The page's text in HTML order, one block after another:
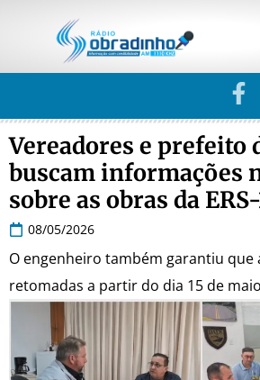
Vereadores e prefeito
buscam informações
sobre as obras da
08/05/2026
O engenheiro também garantiu que
retomadas a partir do dia 15 de